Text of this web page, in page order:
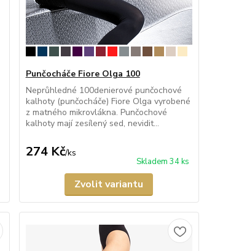
Punčocháče Fiore Olga 100
Neprůhledné 100denierové punčochové
kalhoty (punčocháče) Fiore Olga vyrobené
z matného mikrovlákna. Punčochové
kalhoty mají zesílený sed, nevidit...
274 Kč/ks
Skladem 34 ks
Zvolit variantu